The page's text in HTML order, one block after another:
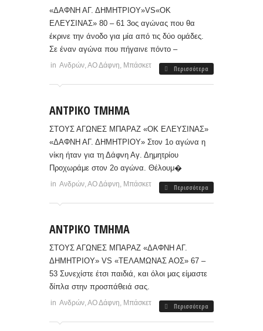
«ΔΑΦΝΗ ΑΓ. ΔΗΜΗΤΡΙΟΥ»VS«ΟΚ
ΕΛΕΥΣΙΝΑΣ» 80 – 61 3ος αγώνας που θα
έκρινε την άνοδο για μία από τις δύο ομάδες.
Σε έναν αγώνα που πήγαινε πόντο –
in Ανδρών ΑΟ Δάφνη Μπάσκετ Περισσότερα
ΑΝΤΡΙΚΟ ΤΜΗΜΑ
ΣΤΟΥΣ ΑΓΩΝΕΣ ΜΠΑΡΑΖ «ΟΚ ΕΛΕΥΣΙΝΑΣ»
«ΔΑΦΝΗ ΑΓ. ΔΗΜΗΤΡΙΟΥ» Στον 1ο αγώνα η
νίκη ήταν για τη Δάφνη Αγ. Δημητρίου
Προχωράμε στον 2ο αγώνα. Θέλουμ�
in Ανδρών ΑΟ Δάφνη Μπάσκετ Περισσότερα
ΑΝΤΡΙΚΟ ΤΜΗΜΑ
ΣΤΟΥΣ ΑΓΩΝΕΣ ΜΠΑΡΑΖ «ΔΑΦΝΗ ΑΓ.
ΔΗΜΗΤΡΙΟΥ» VS «ΤΕΛΑΜΩΝΑΣ ΑΟΣ» 67 –
53 Συνεχίστε έτσι παιδιά, και όλοι μας είμαστε
δίπλα στην προσπάθειά σας.
in Ανδρών ΑΟ Δάφνη Μπάσκετ Περισσότερα